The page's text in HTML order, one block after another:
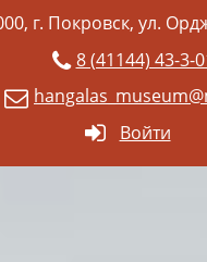
г. Покровск, ул.
8 (41144) 43-3-
Войти